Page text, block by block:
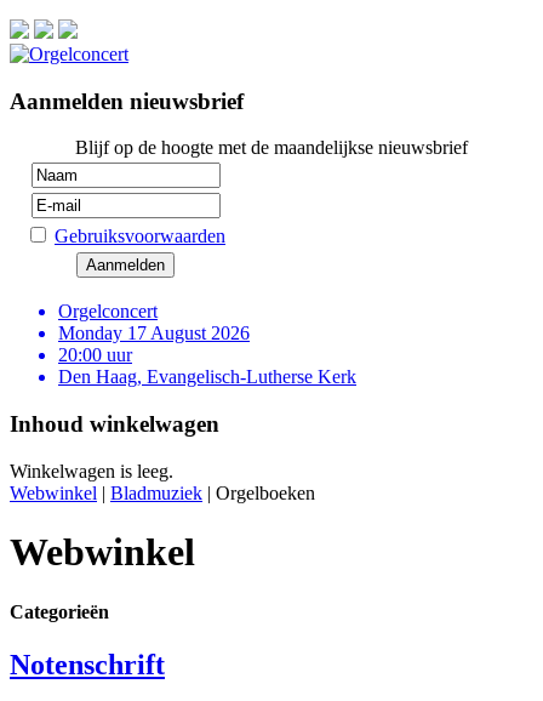
Aanmelden nieuwsbrief
Blijf op de hoogte met de maandelijkse nieuwsbrief
Gebruiksvoorwaarden
Orgelconcert
Monday 17 August 2026
20:00 uur
Den Haag, Evangelisch-Lutherse Kerk
Inhoud winkelwagen
Winkelwagen is leeg.
Webwinkel | Bladmuziek | Orgelboeken
Webwinkel
Categorieën
Notenschrift